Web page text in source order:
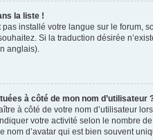
la liste !
pas installé votre langue sur le forum,
Si la traduction désirée
anglais).
à côté de mon nom d’utilisateur
à côté de votre nom d’utilisateur
votre activité selon le nombre
nom d’avatar qui est bien souvent